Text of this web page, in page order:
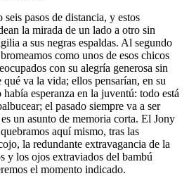
pasos de distancia, y estos
la mirada de un lado a otro sin
a sus negras espaldas. Al segundo
como unos de esos chicos
con su alegría generosa sin
qué va la vida; ellos pensarían, en su
esperanza en la juventú: todo está
el pasado siempre va a ser
un asunto de memoria corta. El Jony
aquí mismo, tras las
la redundante extravagancia de la
y los ojos extraviados del bambú
el momento indicado.